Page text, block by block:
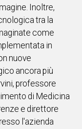
Inoltre,
tra la
come
in
nuove
ancora più
professore
di Medicina
e direttore
l'azienda